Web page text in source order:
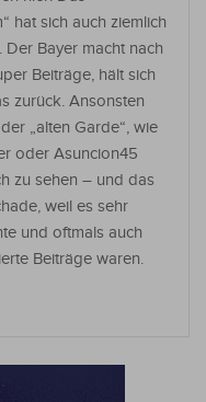
hat sich auch ziemlich
Der Bayer macht nach
Beiträge, hält sich
zurück. Ansonsten
„alten Garde“, wie
oder Asuncion45
zu sehen – und das
weil es sehr
und oftmals auch
Beiträge waren.